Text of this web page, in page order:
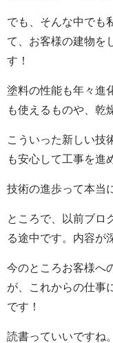
でも、そんな中でも
て、お客様の建物を
す！
塗料の性能も年々進
も使えるものや、乾
こういった新しい技
も安心して工事を進
技術の進歩って本当
ところで、以前ブロ
る途中です。内容が
今のところお客様へ
が、これからの仕事
です！
読書っていいですね